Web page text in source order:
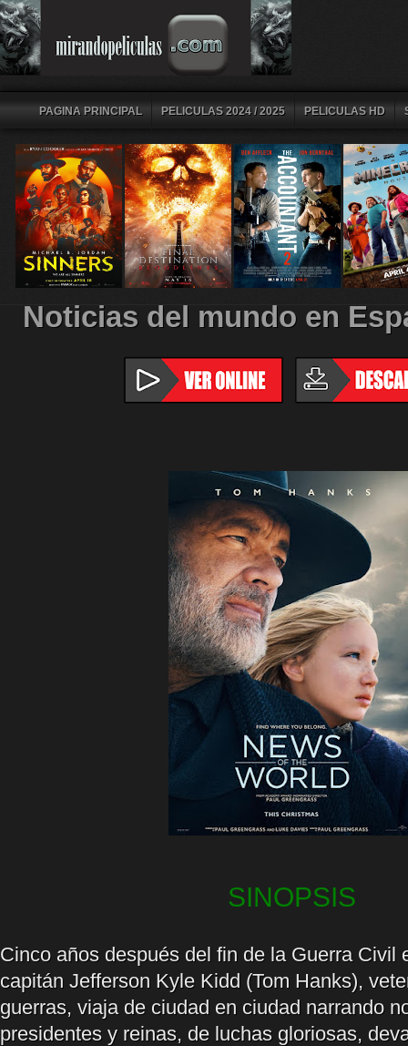
PAGINA PRINCIPAL PELICULAS 2024 / 2025 PELICULAS HD
Noticias del mundo en
SINOPSIS
Cinco años después del fin de la Guerra Civil
capitán Jefferson Kyle Kidd (Tom Hanks),
guerras, viaja de ciudad en ciudad narrando
presidentes y reinas, de luchas gloriosas,